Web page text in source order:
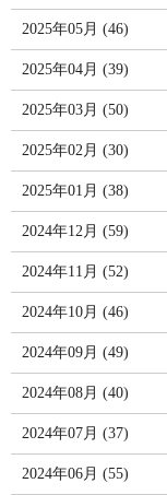
2025年05月 (46)
2025年04月 (39)
2025年03月 (50)
2025年02月 (30)
2025年01月 (38)
2024年12月 (59)
2024年11月 (52)
2024年10月 (46)
2024年09月 (49)
2024年08月 (40)
2024年07月 (37)
2024年06月 (55)